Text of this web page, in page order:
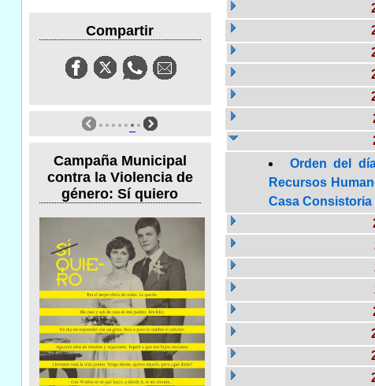
Compartir
Campaña Municipal
contra la Violencia de
género: Sí quiero
Orden del
Recursos
Casa Consistoria